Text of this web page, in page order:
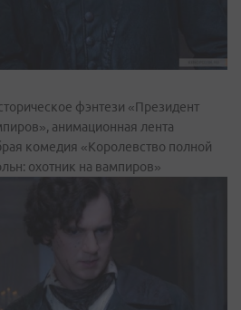
фэнтези «Президент
анимационная лента
комедия «Королевство полной
охотник на вампиров»